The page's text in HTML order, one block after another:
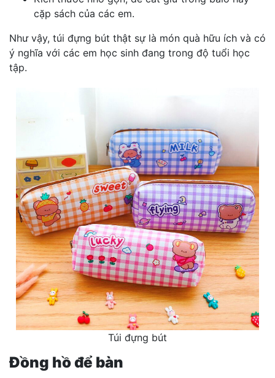
cặp sách của các em.
Như vậy, túi đựng bút thật sự là món quà hữu ích và có
ý nghĩa với các em học sinh đang trong độ tuổi học
tập.
Túi đựng bút
Đồng hồ để bàn